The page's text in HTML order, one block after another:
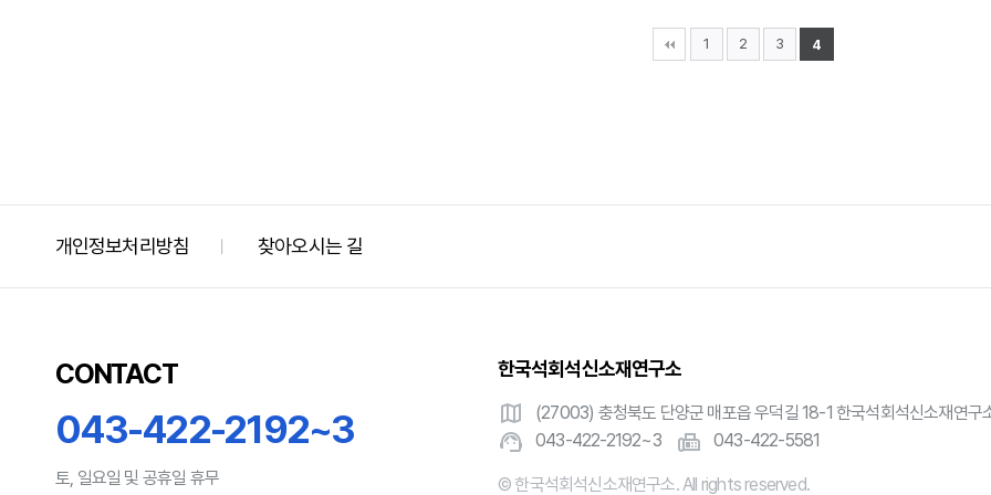
1 2 3 4
개인정보처리방침 찾아오시는 길
CONTACT
043-422-2192~3
토, 일요일 및 공휴일 휴무
한국석회석신소재연구소
map (27003) 충청북도 단양군 매포읍 우덕길 18-1 한국석회석신소재연구
support_agent 043-422-2192~3 fax 043-422-5581
© 한국석회석신소재연구소. All rights reserved.